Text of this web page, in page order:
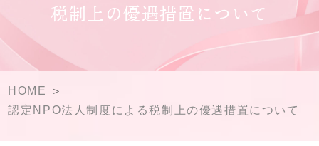
税制上の優遇措置について
HOME
認定NPO法人制度による税制上の優遇措置について